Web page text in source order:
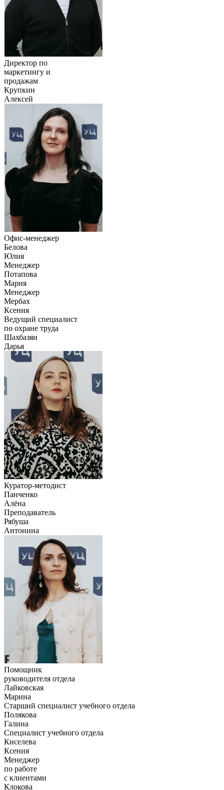
Директор по
маркетингу и
продажам
Крупкин
Алексей
Офис-менеджер
Белова
Юлия
Менеджер
Потапова
Мария
Менеджер
Мербах
Ксения
Ведущий специалист
по охране труда
Шахбазян
Дарья
Куратор-методист
Панченко
Алёна
Преподаватель
Рябуша
Антонина
Помощник
руководителя отдела
Лайковская
Марина
Старший специалист учебного отдела
Полякова
Галина
Специалист учебного отдела
Киселева
Ксения
Менеджер
по работе
с клиентами
Клокова